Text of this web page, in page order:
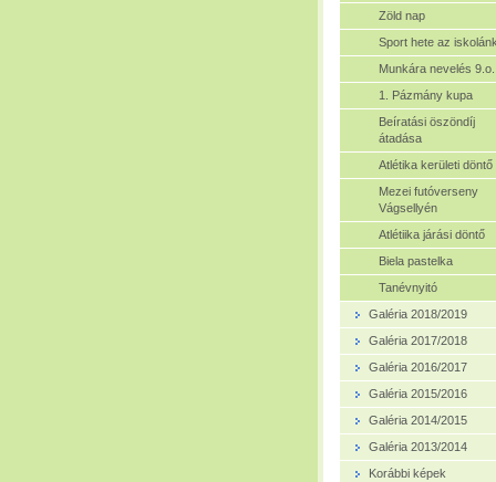
Zöld nap
Sport hete az
Munkára nevelés 9.o.
1. Pázmány kupa
Beíratási öszöndíj
átadása
Atlétika kerületi döntő
Mezei futóverseny
Vágsellyén
Atlétiika járási döntő
Biela pastelka
Tanévnyitó
Galéria 2018/2019
Galéria 2017/2018
Galéria 2016/2017
Galéria 2015/2016
Galéria 2014/2015
Galéria 2013/2014
Korábbi képek